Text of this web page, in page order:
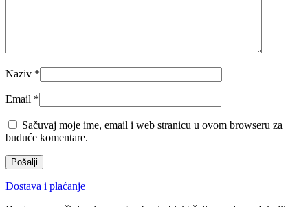
Naziv *
Email *
Sačuvaj moje ime, email i web stranicu u ovom browseru za
buduće komentare.
Dostava i plaćanje